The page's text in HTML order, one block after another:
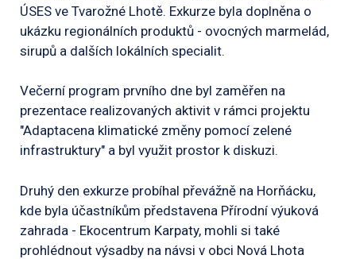
ÚSES ve Tvarožné Lhotě. Exkurze byla doplněna o
ukázku regionálních produktů - ovocných marmelád,
sirupů a dalších lokálních specialit.
Večerní program prvního dne byl zaměřen na
prezentace realizovaných aktivit v rámci projektu
"Adaptacena klimatické změny pomocí zelené
infrastruktury" a byl využit prostor k diskuzi.
Druhý den exkurze probíhal převážně na Horňácku,
kde byla účastníkům představena Přírodní výuková
zahrada - Ekocentrum Karpaty, mohli si také
prohlédnout výsadby na návsi v obci Nová Lhota